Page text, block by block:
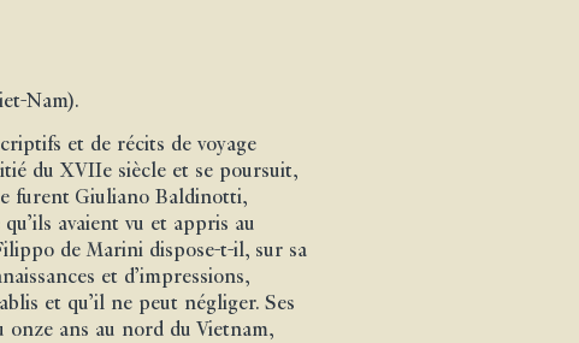
Nam).
et de récits de voyage
du XVIIe siècle et se poursuit,
furent Giuliano Baldinotti,
avaient vu et appris au
de Marini dispose-t-il, sur sa
et d’impressions,
et qu’il ne peut négliger. Ses
onze ans au nord du Vietnam,